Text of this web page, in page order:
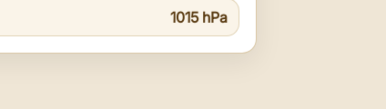
1015 hPa